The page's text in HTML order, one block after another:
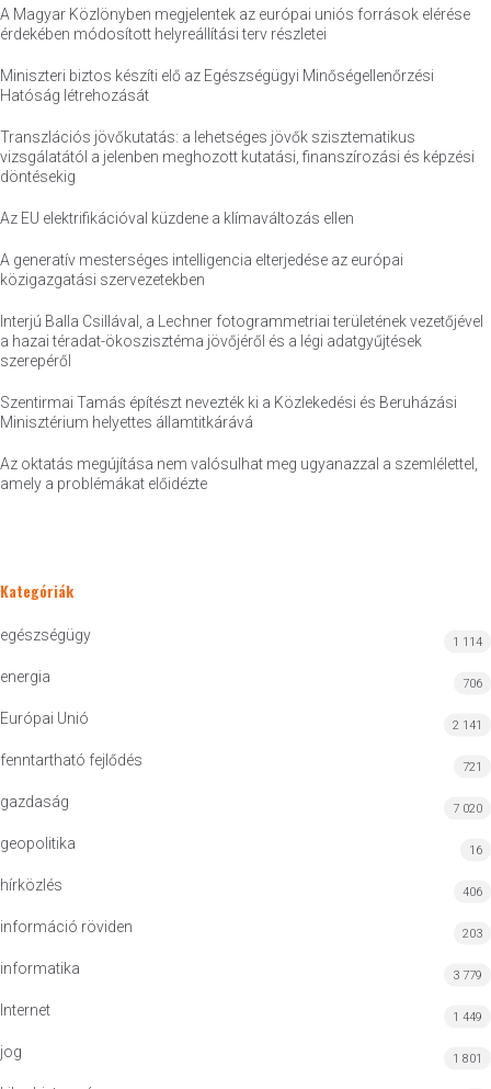
A Magyar Közlönyben megjelentek az európai uniós források elérése
érdekében módosított helyreállítási terv részletei
Miniszteri biztos készíti elő az Egészségügyi Minőségellenőrzési
Hatóság létrehozását
Transzlációs jövőkutatás: a lehetséges jövők szisztematikus
vizsgálatától a jelenben meghozott kutatási, finanszírozási és képzési
döntésekig
Az EU elektrifikációval küzdene a klímaváltozás ellen
A generatív mesterséges intelligencia elterjedése az európai
közigazgatási szervezetekben
Interjú Balla Csillával, a Lechner fotogrammetriai területének vezetőjével
a hazai téradat-ökoszisztéma jövőjéről és a légi adatgyűjtések
szerepéről
Szentirmai Tamás építészt nevezték ki a Közlekedési és Beruházási
Minisztérium helyettes államtitkárává
Az oktatás megújítása nem valósulhat meg ugyanazzal a szemlélettel,
amely a problémákat előidézte
Kategóriák
egészségügy 1 114
energia 706
Európai Unió 2 141
fenntartható fejlődés 721
gazdaság 7 020
geopolitika 16
hírközlés 406
információ röviden 203
informatika 3 779
Internet 1 449
jog 1 801